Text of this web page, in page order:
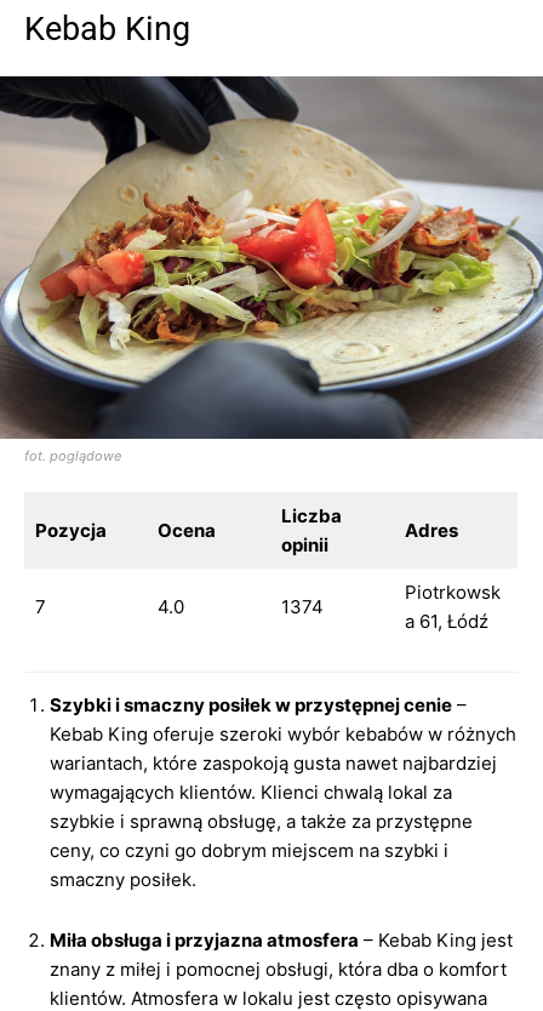
Kebab King
fot. poglądowe
Pozycja Ocena
Liczba
opinii
Adres
7 4.0 1374
Piotrkowsk
a 61, Łódź
Szybki i smaczny posiłek w przystępnej cenie –
Kebab King oferuje szeroki wybór kebabów w różnych
wariantach, które zaspokoją gusta nawet najbardziej
wymagających klientów. Klienci chwalą lokal za
szybkie i sprawną obsługę, a także za przystępne
ceny, co czyni go dobrym miejscem na szybki i
smaczny posiłek.
Miła obsługa i przyjazna atmosfera – Kebab King jest
znany z miłej i pomocnej obsługi, która dba o komfort
klientów. Atmosfera w lokalu jest często opisywana